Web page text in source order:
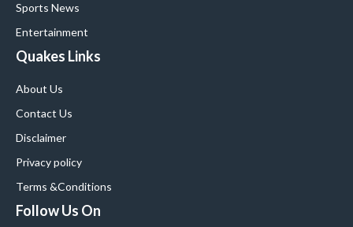
Sports News
Entertainment
Quakes Links
About Us
Contact Us
Disclaimer
Privacy policy
Terms &Conditions
Follow Us On